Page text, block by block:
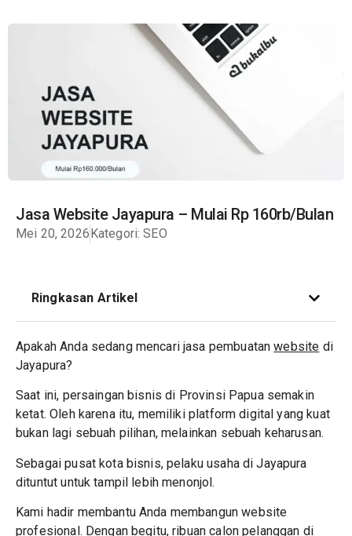
Jasa Website Jayapura – Mulai Rp 160rb/Bulan
Mei 20, 2026Kategori: SEO
Ringkasan Artikel
Apakah Anda sedang mencari jasa pembuatanwebsite di
Jayapura?
Saat ini, persaingan bisnis di Provinsi Papua semakin
ketat. Oleh karena itu, memiliki platform digital yang kuat
bukan lagi sebuah pilihan, melainkan sebuah keharusan.
Sebagai pusat kota bisnis, pelaku usaha di Jayapura
dituntut untuk tampil lebih menonjol.
Kami hadir membantu Anda membangun website
profesional. Dengan begitu, ribuan calon pelanggan di